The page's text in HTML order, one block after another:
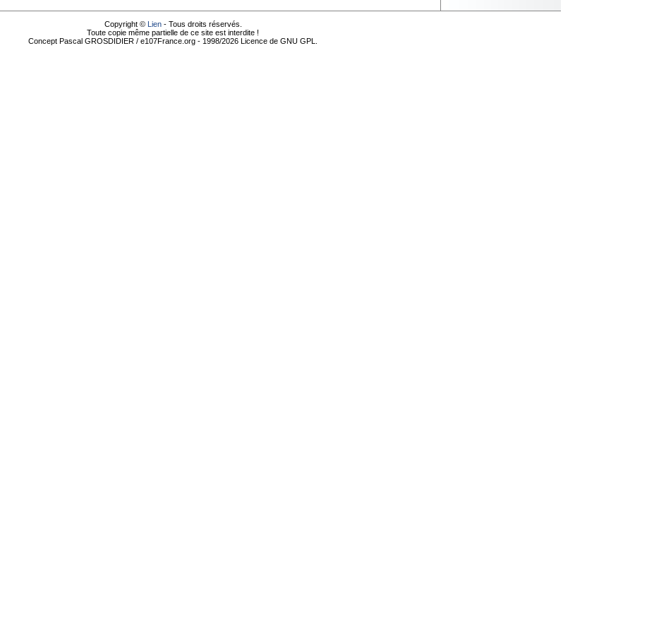
Copyright © Lien- Tous droits réservés.
Toute copie même partielle de ce site est interdite !
Concept Pascal GROSDIDIER / e107France.org - 1998/2026 Licence de GNU GPL.